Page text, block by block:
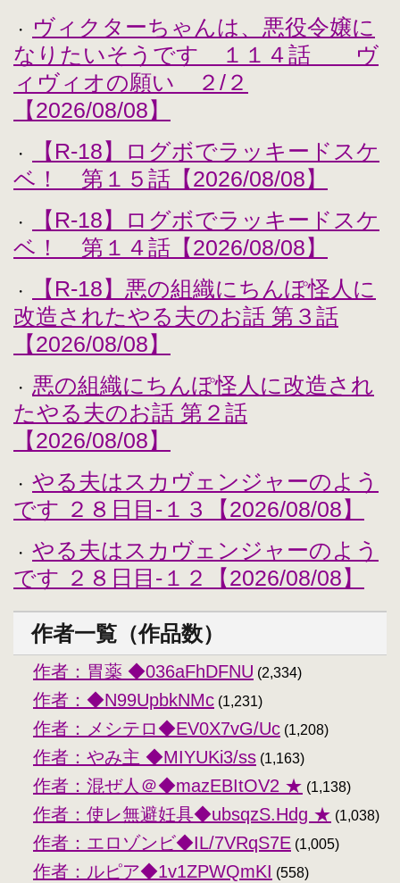
・
ヴィクターちゃんは、悪役令嬢に
なりたいそうです １１４話 ヴ
ィヴィオの願い ２/２
【2026/08/08】
・
【R-18】ログボでラッキードスケ
ベ！ 第１５話【2026/08/08】
・
【R-18】ログボでラッキードスケ
ベ！ 第１４話【2026/08/08】
・
【R-18】悪の組織にちんぽ怪人に
改造されたやる夫のお話 第３話
【2026/08/08】
・
悪の組織にちんぽ怪人に改造され
たやる夫のお話 第２話
【2026/08/08】
・
やる夫はスカヴェンジャーのよう
です ２８日目-１３【2026/08/08】
・
やる夫はスカヴェンジャーのよう
です ２８日目-１２【2026/08/08】
作者一覧（作品数）
作者：胃薬 ◆036aFhDFNU (2,334)
作者：◆N99UpbkNMc (1,231)
作者：メシテロ◆EV0X7vG/Uc (1,208)
作者：やみ主 ◆MIYUKi3/ss (1,163)
作者：混ぜ人＠◆mazEBItOV2 ★ (1,138)
作者：使レ無避妊具◆ubsqzS.Hdg ★ (1,038)
作者：エロゾンビ◆IL/7VRqS7E (1,005)
作者：ルピア◆1v1ZPWQmKI (558)